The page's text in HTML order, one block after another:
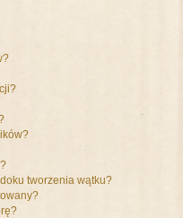
tworzenia wątku?